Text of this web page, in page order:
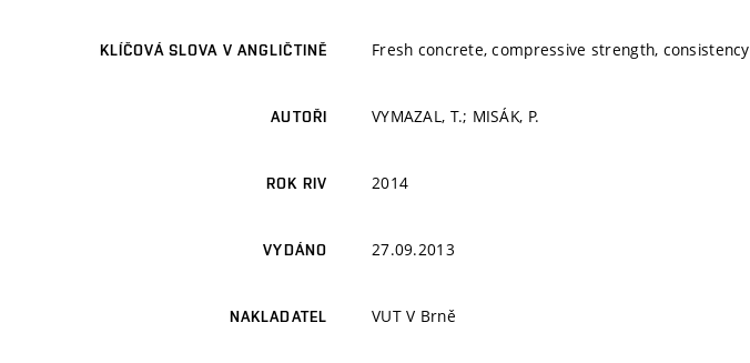
KLÍČOVÁ SLOVA V ANGLIČTINĚ Fresh concrete, compressive strength, consistency
AUTOŘI VYMAZAL, T.; MISÁK, P.
ROK RIV 2014
VYDÁNO 27.09.2013
NAKLADATEL VUT V Brně